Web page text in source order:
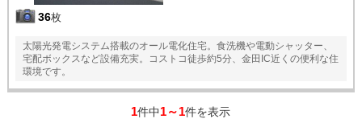
36枚
太陽光発電システム搭載のオール電化住宅。食洗機や電動シャッター、
宅配ボックスなど設備充実。コストコ徒歩約5分、金田IC近くの便利な住
環境です。
1件中1～1件を表示